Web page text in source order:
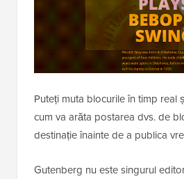
Puteți muta blocurile în timp real
cum va arăta postarea dvs. de
destinație înainte de a publica
Gutenberg nu este singurul